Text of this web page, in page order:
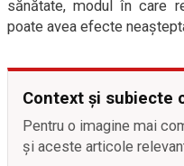
sănătate, modul în care
poate avea efecte
Context și subiecte
Pentru o imagine mai
și aceste articole